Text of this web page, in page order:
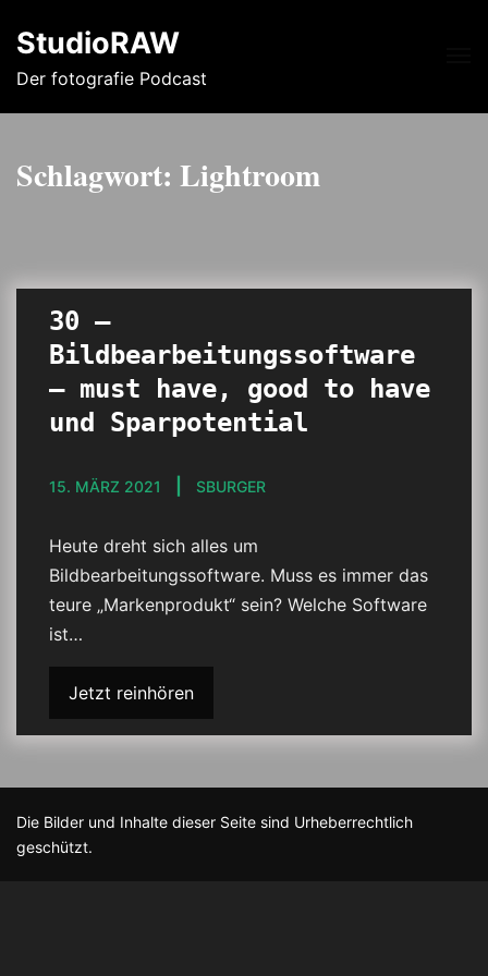
StudioRAW
Der fotografie Podcast
Schlagwort: Lightroom
30 –
Bildbearbeitungssoftware
– must have, good to have
und Sparpotential
15. MÄRZ 2021 SBURGER
Heute dreht sich alles um
Bildbearbeitungssoftware. Muss es immer das
teure „Markenprodukt“ sein? Welche Software
ist…
Jetzt reinhören
Die Bilder und Inhalte dieser Seite sind Urheberrechtlich
geschützt.